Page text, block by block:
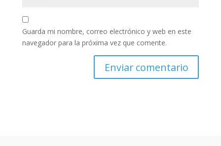
Guarda mi nombre, correo electrónico y web en este
navegador para la próxima vez que comente.
Enviar comentario